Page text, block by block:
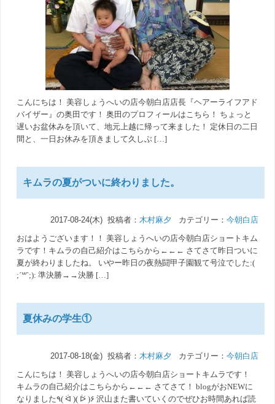
こんにちは！ 美容しょうへいの店今朝白店店長『ヘアーライフアド
バイザー』の奥田です！ 奥田のプロフィールはこちら！ ちょっと
遅いお盆休みを頂いて、地元上越に帰って来ました！ 定休日の二日
間と、一日お休みを頂きまして久しぶ […]
キムラの夏がついに終わりました。
2017-08-24(木) 投稿者： 木村麻夕カテゴリー： 今朝白店
おはようございます！！ 美容しょうへいの店今朝白店ショートキム
ラです！キムラの自己紹介はこちらから←←← さてさて昨日ついに
夏が終わりましたね。 いやー昨日の夜熱闘甲子園観て号泣でした:(
;´꒳`;): 準決勝→→決勝 […]
夏休みの学生①
2017-08-18(金) 投稿者： 木村麻夕カテゴリー： 今朝白店
こんにちは！ 美容しょうへいの店今朝白店ショートキムラです！
キムラの自己紹介はこちらから←←← さてさて！ blogがおNEWに
なりました‪٩( ᐛ )( ᐖ )۶‬ 沢山また書いていくのでぜひお時間あれば読